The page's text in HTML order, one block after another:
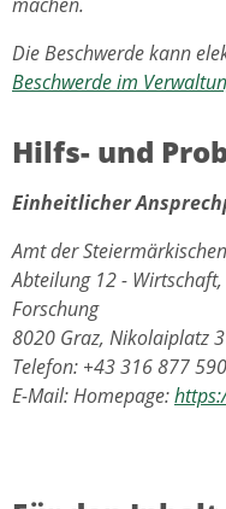
Die Beschwerde kann
Beschwerde im
Hilfs- und
Einheitlicher
Amt der
Abteilung 12 -
Forschung
8020 Graz, Nikolaiplatz 3
Telefon: +43 316 877
E-Mail: Homepage: